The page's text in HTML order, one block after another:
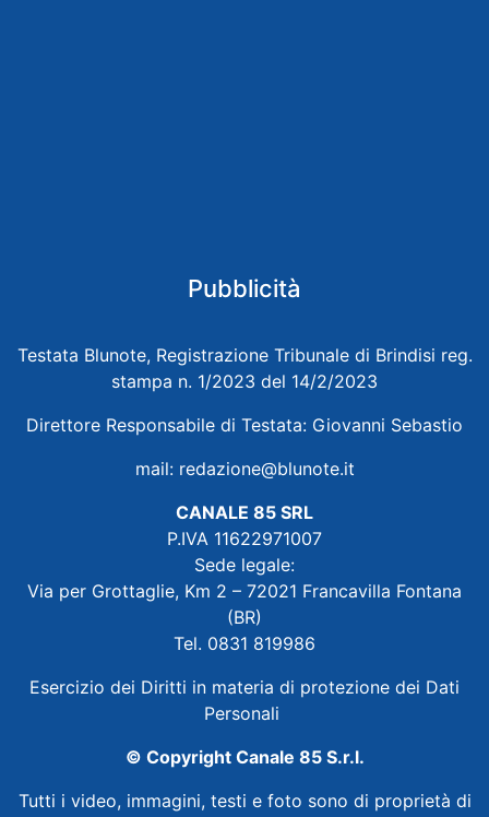
Pubblicità
Testata Blunote, Registrazione Tribunale di Brindisi reg.
stampa n. 1/2023 del 14/2/2023
Direttore Responsabile di Testata: Giovanni Sebastio
mail: redazione@blunote.it
CANALE 85 SRL
P.IVA 11622971007
Sede legale:
Via per Grottaglie, Km 2 – 72021 Francavilla Fontana
(BR)
Tel. 0831 819986
Esercizio dei Diritti in materia di protezione dei Dati
Personali
© Copyright Canale 85 S.r.l.
Tutti i video, immagini, testi e foto sono di proprietà di